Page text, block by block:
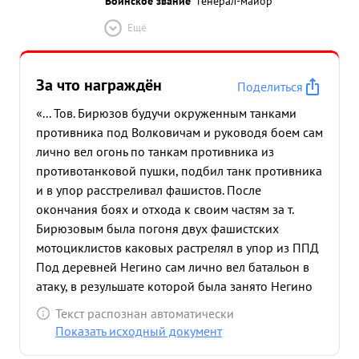
Ещё
За что награждён
Поделиться
«... Тов. Бирюзов будучи окруженным танками
противника под Волковичам и руководя боем сам
лично вел огонь по танкам противника из
противотанковой пушки, подбил танк противника
и в упор расстреливал фашистов. После
окончания боях и отхода к своим частям за т.
Бирюзовым была погоня двух фашистских
мотоциклистов каковых растрелял в упор из ППД
Под деревней Негино сам лично вел батальон в
атаку, в резульшате которой была занято Негино
уничтожено много живой силы противника, 4
противотанковых пушек, 6 грузовых автомашин с
Текст распознан автоматически
Показать исходный документ